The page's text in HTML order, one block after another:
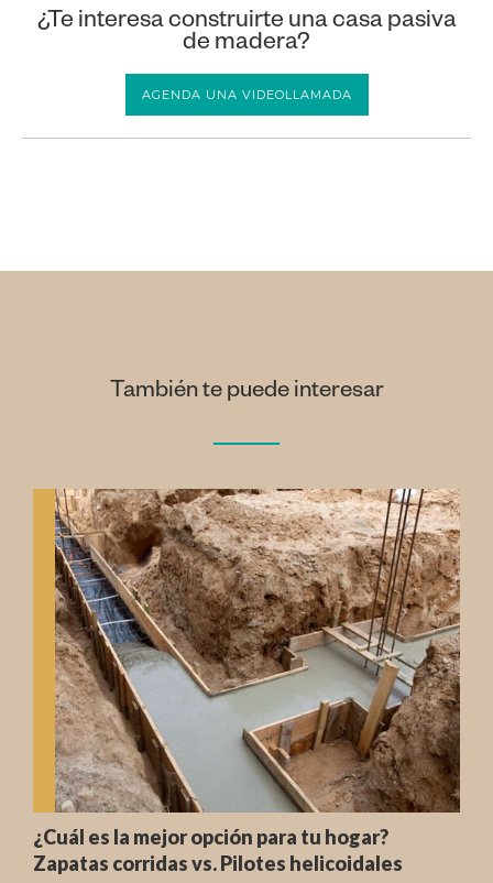
¿Te interesa construirte una casa pasiva
de madera?
AGENDA UNA VIDEOLLAMADA
También te puede interesar
¿Cuál es la mejor opción para tu hogar?
Zapatas corridas vs. Pilotes helicoidales